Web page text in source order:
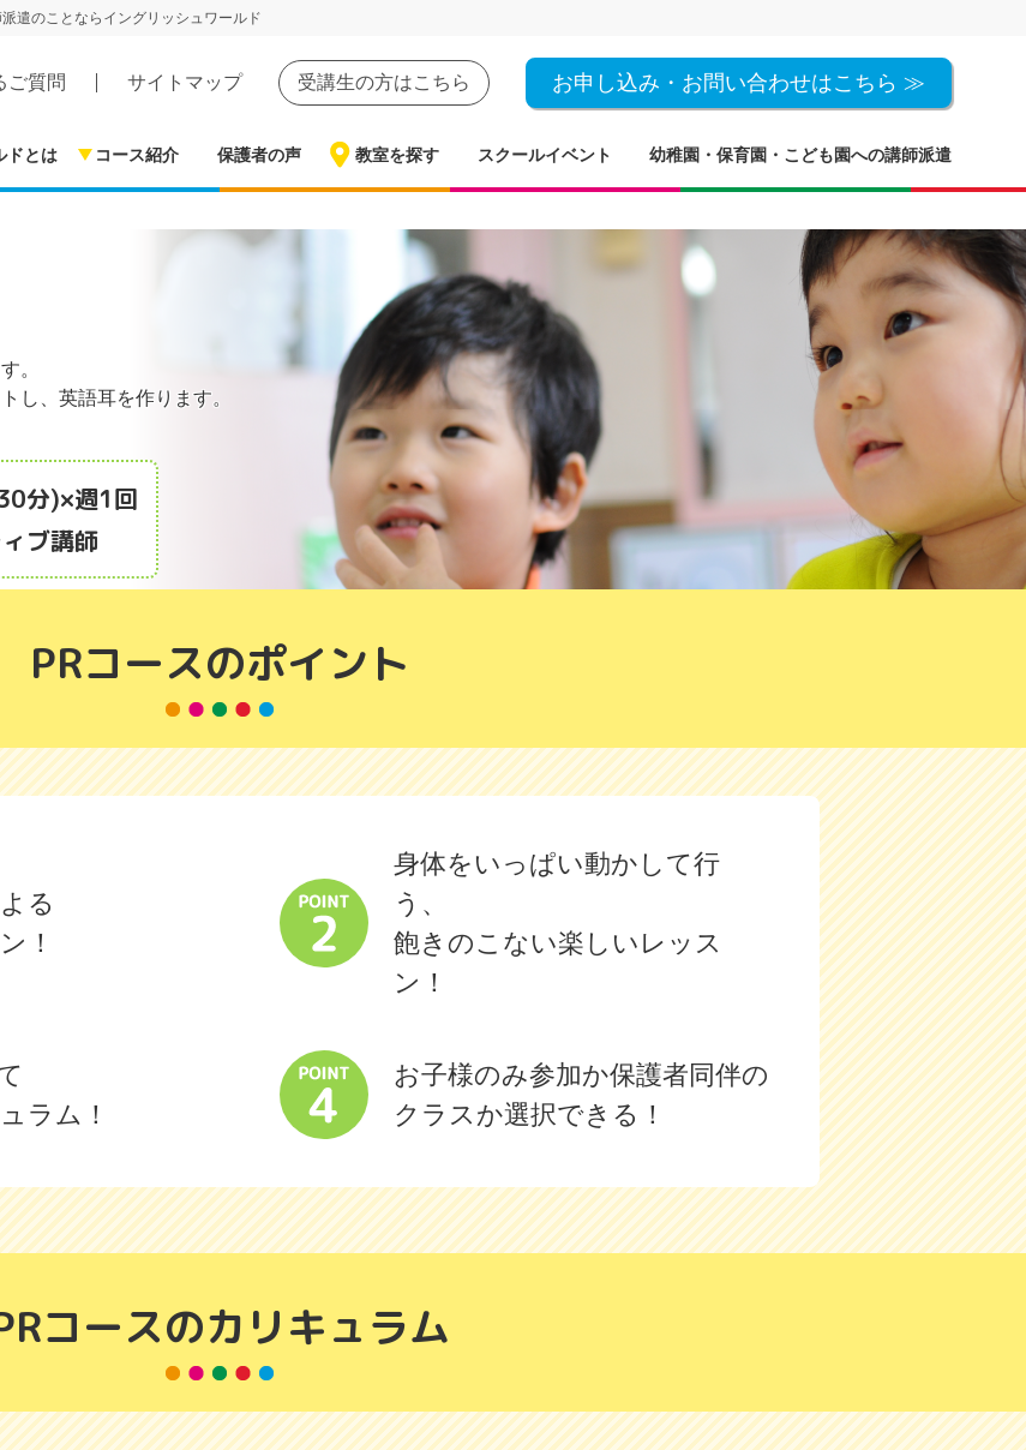
遣のことならイングリッシュワールド
ドとは コース紹介 保護者の声 教室を探す スクールイベント 幼稚園・保育園・こども園への講師派遣
ご質問 サイトマップ 受講生の方はこちら お申し込み・お問い合わせはこちら ≫
。
し、英語耳を作ります。
分)×週1回
ブ講師
PRコースのポイント
る
！
身体をいっぱい動かして行
う、
飽きのこない楽しいレッス
ン！
ラム！
お子様のみ参加か保護者同伴の
クラスか選択できる！
コースのカリキュラム